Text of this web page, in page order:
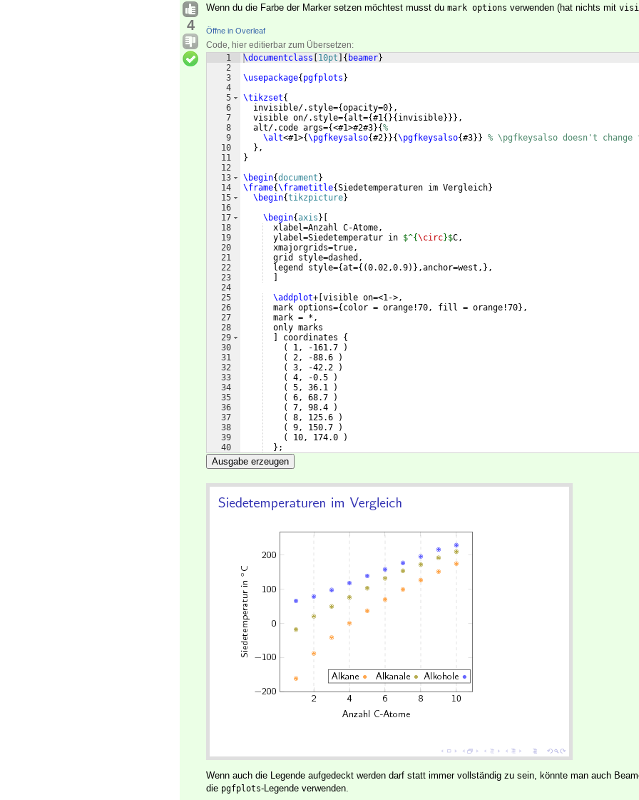
4
Wenn du die Farbe der Marker setzen möchtest musst du mark options verwenden (hat nichts mit
Öffne in Overleaf
Code, hier editierbar zum Übersetzen:
1
2
3
4
5
6
7
8
9
10
11
12
13
14
15
16
17
18
19
20
21
22
23
24
25
26
27
28
29
30
31
32
33
34
35
36
37
38
39
40
41
\documentclass 10pt { beamer}
\usepackage{ pgfplots }
\tikzset{
  invisible/.style=
{opacity=0} ,
  visible on/.style=
{alt={#1{ }{ invisible}}} ,
  alt/.code args=
{<#1>#2#3}{%
\alt<#1>{\pgfkeysalso{#2}}{\pgfkeysalso{#3}} % \pgfkeysalso doesn't change
} ,
}
\begin{document }
\frame{\frametitle{Siedetemperaturen im Vergleich}
\begin{tikzpicture}
\begin{axis }
  xlabel=Anzahl C-Atome,
  ylabel=Siedetemperatur in
$^{\circ}$C,
  xmajorgrids=true,
  grid style=dashed,
  legend style=
{at={(0.02,0.9)} ,anchor=west, } ,
\addplot+ visible on=<1->,
  mark options=
{ color = orange!70, fill = orange!70} ,
  mark = *,
  only marks
coordinates {
(
1, -161.7
)
(
2, -88.6
)
(
3, -42.2
)
(
4, -0.5
)
(
5, 36.1
)
(
6, 68.7
)
(
7, 98.4
)
(
8, 125.6
)
(
9, 150.7
)
(
10, 174.0
)
} ;
Ausgabe erzeugen
Wenn auch die Legende aufgedeckt werden darf statt immer vollständig zu sein, könnte man auch
die pgfplots-Legende verwenden.